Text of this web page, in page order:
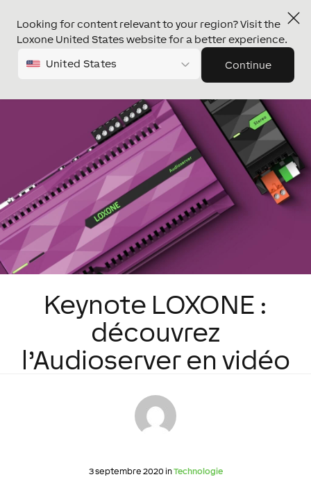
Looking for content relevant to your region? Visit the
Loxone United States website for a better experience.
United States Continue
Keynote LOXONE :
découvrez
l’Audioserver en vidéo
3 septembre 2020 inTechnologie